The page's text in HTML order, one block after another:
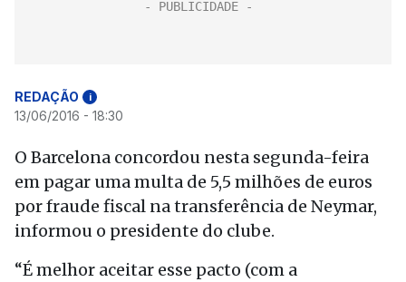
REDAÇÃO i
13/06/2016 - 18:30
O Barcelona concordou nesta segunda-feira
em pagar uma multa de 5,5 milhões de euros
por fraude fiscal na transferência de Neymar,
informou o presidente do clube.
“É melhor aceitar esse pacto (com a